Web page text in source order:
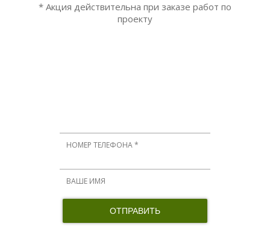
* Акция действительна при заказе работ по
проекту